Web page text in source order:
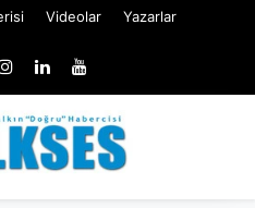
Videolar Yazarlar